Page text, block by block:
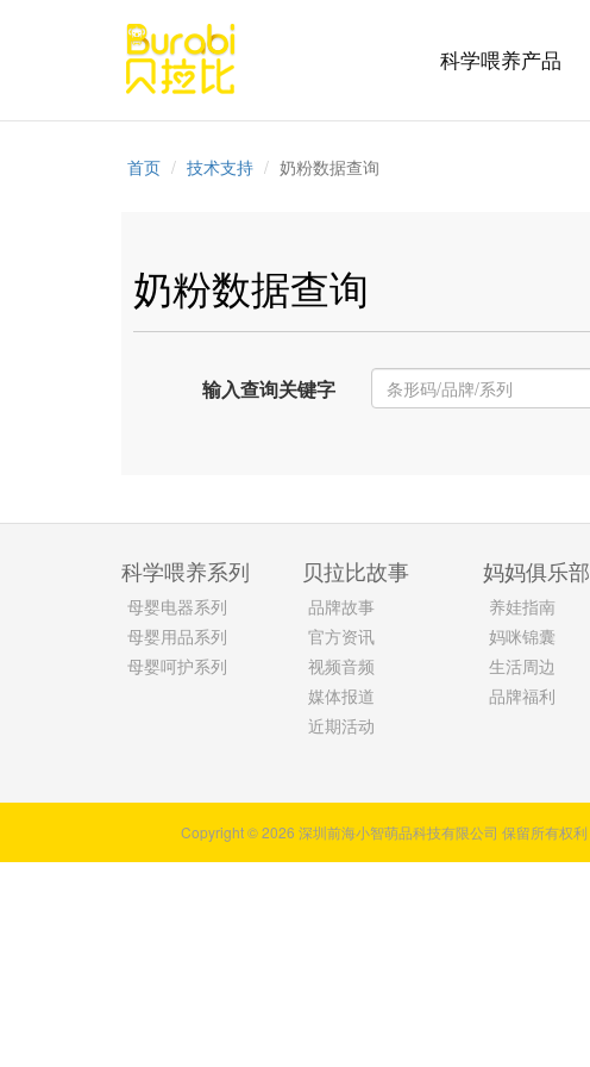
科学喂养产品
首页 技术支持 奶粉数据查询
奶粉数据查询
输入查询关键字
科学喂养系列
母婴电器系列
母婴用品系列
母婴呵护系列
贝拉比故事
品牌故事
官方资讯
视频音频
媒体报道
近期活动
妈妈俱乐部
养娃指南
妈咪锦囊
生活周边
品牌福利
Copyright © 2026 深圳前海小智萌品科技有限公司 保留所有权利